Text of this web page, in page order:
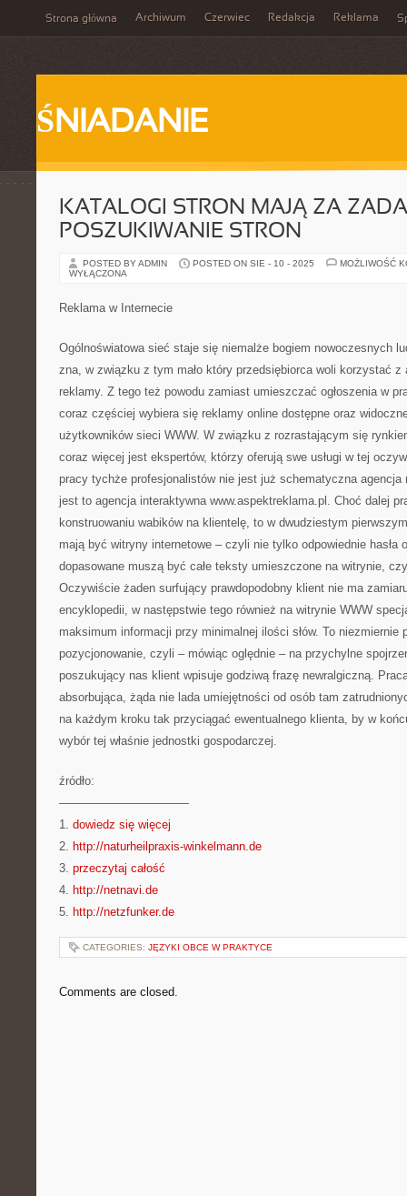
Strona główna Archiwum Czerwiec Redakcja Reklama
ŚNIADANIE
KATALOGI STRON MAJĄ ZA
POSZUKIWANIE STRON
POSTED BY ADMIN POSTED ON SIE - 10 - 2025
MOŻLIWOŚĆ
WYŁĄCZONA
Reklama w Internecie
Ogólnoświatowa sieć staje się niemalże bogiem nowoczesnych
zna, w związku z tym mało który przedsiębiorca woli korzystać z
reklamy. Z tego też powodu zamiast umieszczać ogłoszenia w
coraz częściej wybiera się reklamy online dostępne oraz
użytkowników sieci WWW. W związku z rozrastającym się
coraz więcej jest ekspertów, którzy oferują swe usługi w tej
pracy tychże profesjonalistów nie jest już schematyczna agencja
jest to agencja interaktywna www.aspektreklama.pl. Choć dalej
konstruowaniu wabików na klientelę, to w dwudziestym
mają być witryny internetowe – czyli nie tylko odpowiednie hasła
dopasowane muszą być całe teksty umieszczone na witrynie,
Oczywiście żaden surfujący prawdopodobny klient nie ma
encyklopedii, w następstwie tego również na witrynie WWW
maksimum informacji przy minimalnej ilości słów. To niezmiernie
pozycjonowanie, czyli – mówiąc oględnie – na przychylne
poszukujący nas klient wpisuje godziwą frazę newralgiczną.
absorbująca, żąda nie lada umiejętności od osób tam
na każdym kroku tak przyciągać ewentualnego klienta, by w
wybór tej właśnie jednostki gospodarczej.
źródło:
———————————
1. dowiedz się więcej
2. http://naturheilpraxis-winkelmann.de
3. przeczytaj całość
4. http://netnavi.de
5. http://netzfunker.de
CATEGORIES: JĘZYKI OBCE W PRAKTYCE
Comments are closed.